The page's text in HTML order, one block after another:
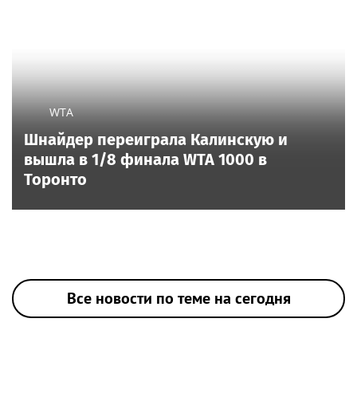
WTA
Шнайдер переиграла Калинскую и
вышла в 1/8 финала WTA 1000 в
Торонто
Все новости по теме на сегодня